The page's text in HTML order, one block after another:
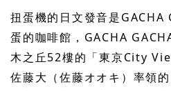
扭蛋機的日文發音是GACHA
蛋的咖啡館，GACHA
木之丘52樓的「東京City
佐藤大（佐藤オオキ）率領